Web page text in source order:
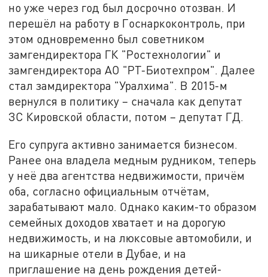
но уже через год был досрочно отозван. И
перешёл на работу в Госнаркоконтроль, при
этом одновременно был советником
замгендиректора ГК "Ростехнологии" и
замгендиректора АО "РТ-Биотехпром". Далее
стал замдиректора "Уралхима". В 2015-м
вернулся в политику – сначала как депутат
ЗС Кировской области, потом – депутат ГД.
Его супруга активно занимается бизнесом.
Ранее она владела медным рудником, теперь
у неё два агентства недвижимости, причём
оба, согласно официальным отчётам,
зарабатывают мало. Однако каким-то образом
семейных доходов хватает и на дорогую
недвижимость, и на люксовые автомобили, и
на шикарные отели в Дубае, и на
приглашение на день рождения детей-